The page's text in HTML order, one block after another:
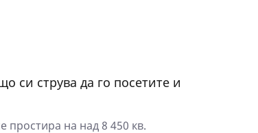
си струва да го посетите и
простира на над 8 450 кв.